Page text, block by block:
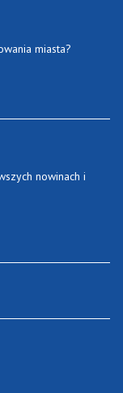
miasta?
nowinach i